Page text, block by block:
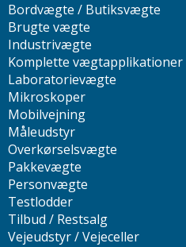
Bordvægte / Butiksvægte
Brugte vægte
Industrivægte
Komplette vægtapplikationer
Laboratorievægte
Mikroskoper
Mobilvejning
Måleudstyr
Overkørselsvægte
Pakkevægte
Personvægte
Testlodder
Tilbud / Restsalg
Vejeudstyr / Vejeceller